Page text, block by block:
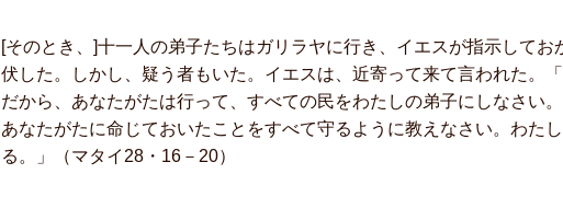
[そのとき、]十一人の弟子たちはガリラヤに行き、イエスが指示して
伏した。しかし、疑う者もいた。イエスは、近寄って来て言われた。
だから、あなたがたは行って、すべての民をわたしの弟子にしなさい
あなたがたに命じておいたことをすべて守るように教えなさい。わた
る。」（マタイ28・16－20）